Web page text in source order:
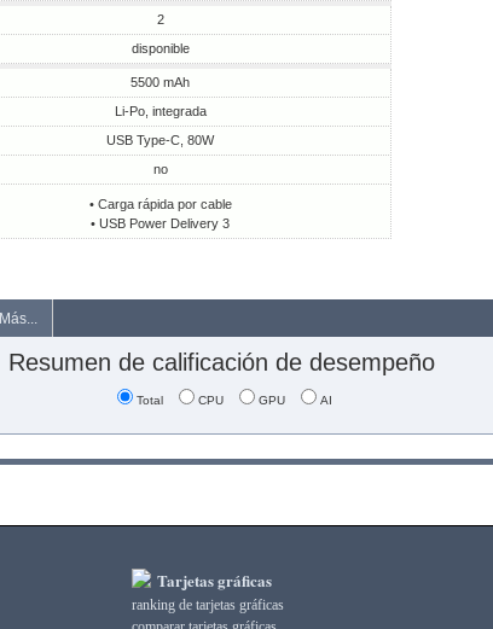
2
disponible
5500 mAh
Li-Po, integrada
USB Type-C, 80W
no
• Carga rápida por cable
• USB Power Delivery 3
Más...
Resumen de calificación de desempeño
Total CPU GPU AI
Tarjetas gráficas
ranking de tarjetas gráficas